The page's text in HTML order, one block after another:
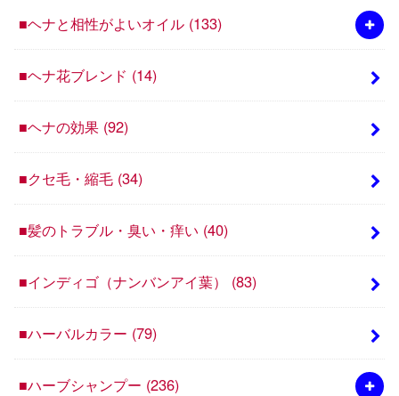
■ヘナと相性がよいオイル (133)
■ヘナ花ブレンド (14)
■ヘナの効果 (92)
■クセ毛・縮毛 (34)
■髪のトラブル・臭い・痒い (40)
■インディゴ（ナンバンアイ葉） (83)
■ハーバルカラー (79)
■ハーブシャンプー (236)